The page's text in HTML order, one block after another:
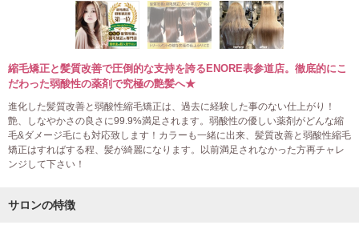
縮毛矯正と髪質改善で圧倒的な支持を誇るENORE表参道店。徹底的にこ
だわった弱酸性の薬剤で究極の艶髪へ★
進化した髪質改善と弱酸性縮毛矯正は、過去に経験した事のない仕上がり！
艶、しなやかさの良さに99.9%満足されます。弱酸性の優しい薬剤がどんな縮
毛&ダメージ毛にも対応致します！カラーも一緒に出来、髪質改善と弱酸性縮毛
矯正はすればする程、髪が綺麗になります。以前満足されなかった方再チャレ
ンジして下さい！
サロンの特徴